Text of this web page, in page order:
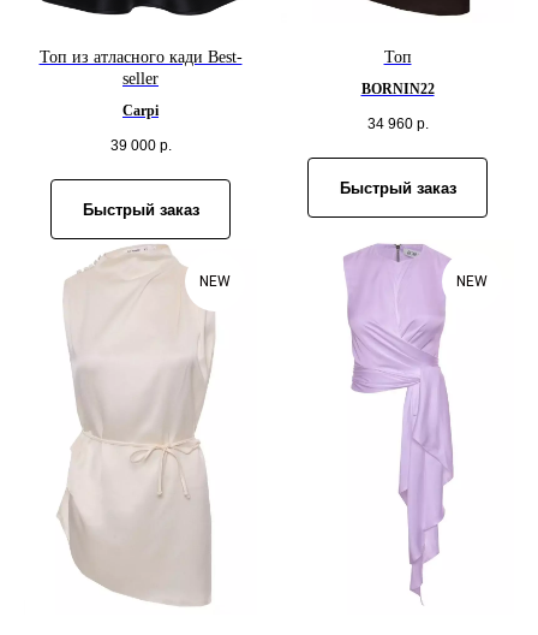
Топ из атласного кади Best-
seller
Carpi
39 000 р.
Быстрый заказ
Топ
BORNIN22
34 960 р.
Быстрый заказ
NEW NEW